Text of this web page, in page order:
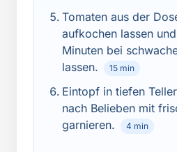
Tomaten aus der
aufkochen lassen
Minuten bei
lassen.
15 min
Eintopf in tiefen
nach Belieben mit
garnieren.
4 min